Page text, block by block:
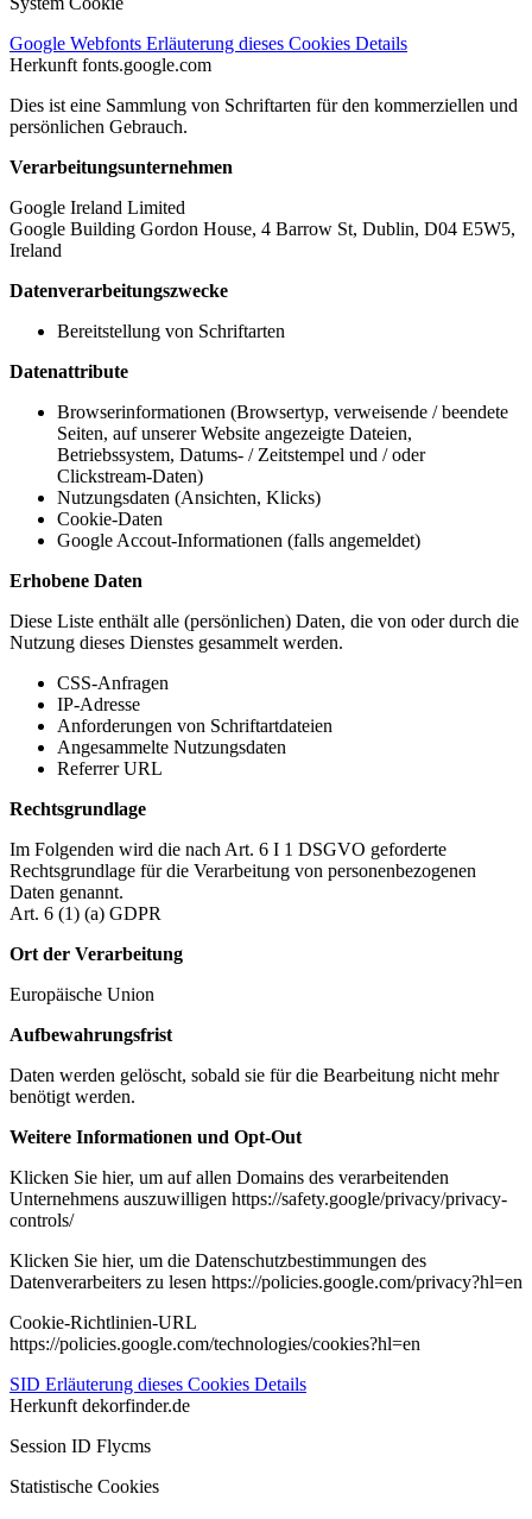
Google Webfonts Erläuterung dieses Cookies Details
Herkunft fonts.google.com
Dies ist eine Sammlung von Schriftarten für den kommerziellen und
persönlichen Gebrauch.
Verarbeitungsunternehmen
Google Ireland Limited
Google Building Gordon House, 4 Barrow St, Dublin, D04 E5W5,
Ireland
Datenverarbeitungszwecke
Bereitstellung von Schriftarten
Datenattribute
Browserinformationen (Browsertyp, verweisende / beendete
Seiten, auf unserer Website angezeigte Dateien,
Betriebssystem, Datums- / Zeitstempel und / oder
Clickstream-Daten)
Nutzungsdaten (Ansichten, Klicks)
Cookie-Daten
Google Accout-Informationen (falls angemeldet)
Erhobene Daten
Diese Liste enthält alle (persönlichen) Daten, die von oder durch die
Nutzung dieses Dienstes gesammelt werden.
CSS-Anfragen
IP-Adresse
Anforderungen von Schriftartdateien
Angesammelte Nutzungsdaten
Referrer URL
Rechtsgrundlage
Im Folgenden wird die nach Art. 6 I 1 DSGVO geforderte
Rechtsgrundlage für die Verarbeitung von personenbezogenen
Daten genannt.
Art. 6 (1) (a) GDPR
Ort der Verarbeitung
Europäische Union
Aufbewahrungsfrist
Daten werden gelöscht, sobald sie für die Bearbeitung nicht mehr
benötigt werden.
Weitere Informationen und Opt-Out
Klicken Sie hier, um auf allen Domains des verarbeitenden
Unternehmens auszuwilligen https://safety.google/privacy/privacy-
controls/
Klicken Sie hier, um die Datenschutzbestimmungen des
Datenverarbeiters zu lesen https://policies.google.com/privacy?hl=en
Cookie-Richtlinien-URL
https://policies.google.com/technologies/cookies?hl=en
SID Erläuterung dieses Cookies Details
Herkunft dekorfinder.de
Session ID Flycms
Statistische Cookies